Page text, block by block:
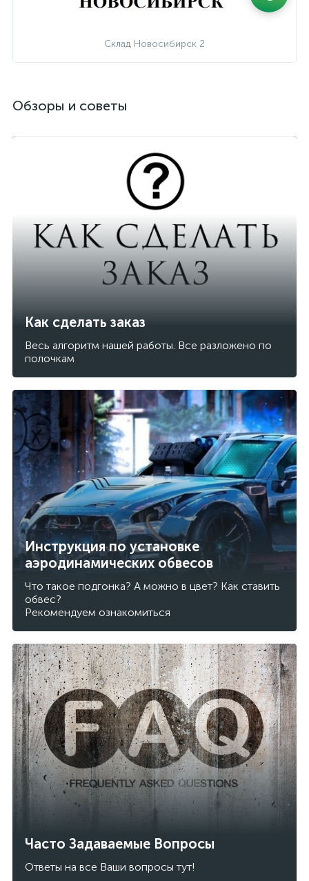
Склад Новосибирск 2
Обзоры и советы
Как сделать заказ
Весь алгоритм нашей работы. Все разложено по
полочкам
Инструкция по установке
аэродинамических обвесов
Что такое подгонка? А можно в цвет? Как ставить
обвес?
Рекомендуем ознакомиться
Часто Задаваемые Вопросы
Ответы на все Ваши вопросы тут!